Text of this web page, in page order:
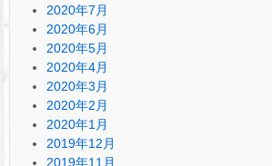
2020年7月
2020年6月
2020年5月
2020年4月
2020年3月
2020年2月
2020年1月
2019年12月
2019年11月